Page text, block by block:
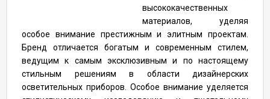
высококачественных
материалов, уделяя
особое внимание престижным и элитным проектам.
Бренд отличается богатым и современным стилем,
ведущим к самым эксклюзивным и по настоящему
стильным решениям в области дизайнерских
осветительных приборов. Особое внимание уделяется